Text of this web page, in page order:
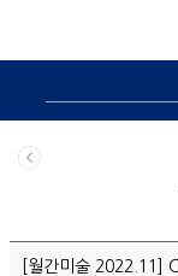
[월간미술 2022.11]